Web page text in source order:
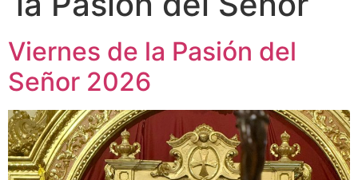
Viernes de la Pasión del
Señor 2026